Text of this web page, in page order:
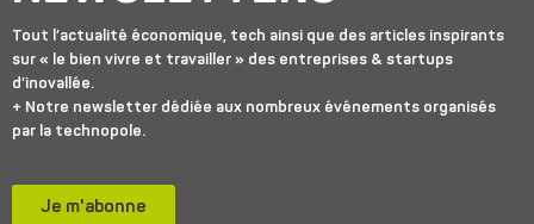
Tout l’actualité économique, tech ainsi que des articles inspirants
sur « le bien vivre et travailler » des entreprises & startups
d’inovallée.
+ Notre newsletter dédiée aux nombreux événements organisés
par la technopole.
Je m'abonne